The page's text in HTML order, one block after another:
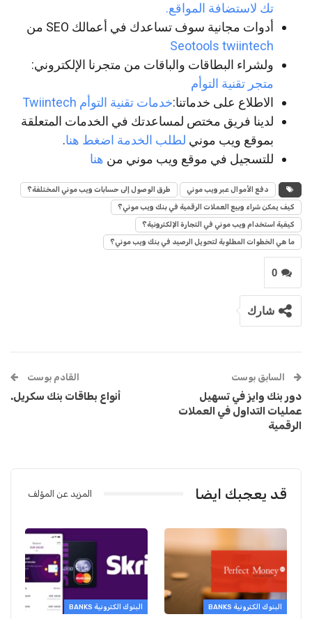
تك لاستضافة المواقع.
أدوات مجانية سوف تساعدك في أعمالك SEO من
Seotools twiintech
ولشراء البطاقات والباقات من متجرنا الإلكتروني:
متجر تقنية التوأم
الاطلاع على خدماتنا:خدمات تقنية التوأم Twiintech
لدينا فريق مختص لمساعدتك في الخدمات المتعلقة
بموقع ويب موني لطلب الخدمة اضغط هنا.
للتسجيل في موقع ويب موني من هنا
دفع الأموال عبر ويب موني طرق الوصول إلى حسابات ويب موني المختلفة؟
كيف يمكن شراء وبيع العملات الرقمية في بنك ويب موني؟
كيفية استخدام ويب موني في التجارة الإلكترونية؟
ما هي الخطوات المطلوبة لتحويل الرصيد في بنك ويب موني؟
0
شارك
السابق بوست
دور بنك وايز في تسهيل
عمليات التداول في العملات
الرقمية
القادم بوست
أنواع بطاقات بنك سكريل.
قد يعجبك ايضا المزيد عن المؤلف
البنوك الكترونية BANKS البنوك الكترونية BANKS